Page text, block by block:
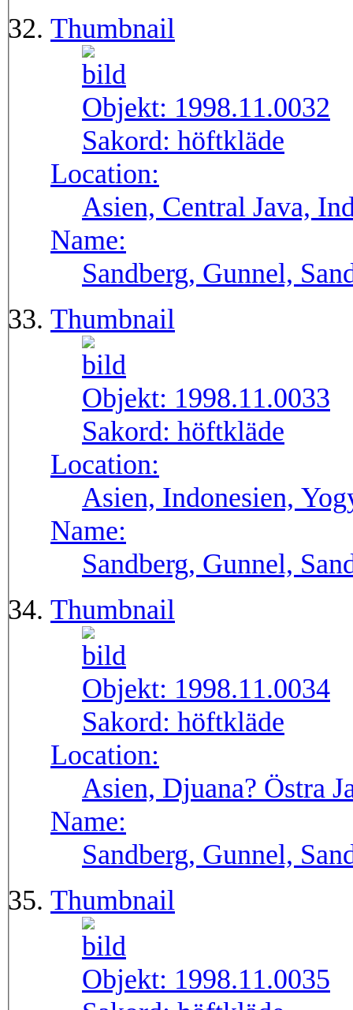
Thumbnail
Objekt: 1998.11.0032
Sakord: höftkläde
Location:
Asien, Central Java,
Name:
Sandberg, Gunnel,
Thumbnail
Objekt: 1998.11.0033
Sakord: höftkläde
Location:
Asien, Indonesien,
Name:
Sandberg, Gunnel,
Thumbnail
Objekt: 1998.11.0034
Sakord: höftkläde
Location:
Asien, Djuana? Östra
Name:
Sandberg, Gunnel,
Thumbnail
Objekt: 1998.11.0035